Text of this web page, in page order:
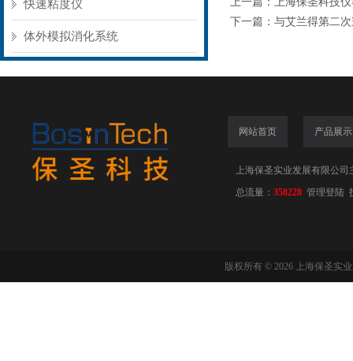
快速粘度仪
体外模拟消化系统
下一篇： 与艾兰得第二
网站首页 产品展示
上海保圣实业发展有限公司
总流量： 358228 管理登陆
版权所有 © 2026 上海保圣实